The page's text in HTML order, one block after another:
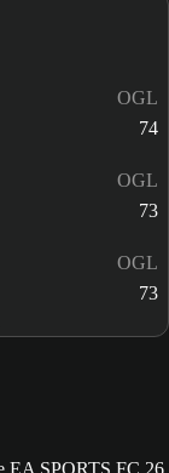
OGL
74
OGL
73
OGL
73